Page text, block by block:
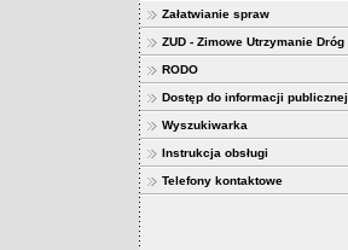
Załatwianie spraw
ZUD - Zimowe Utrzymanie Dróg
RODO
Dostęp do informacji publicznej
Wyszukiwarka
Instrukcja obsługi
Telefony kontaktowe